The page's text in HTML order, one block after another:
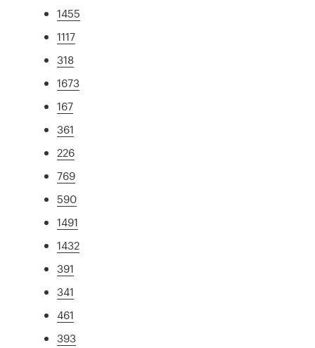
1455
1117
318
1673
167
361
226
769
590
1491
1432
391
341
461
393